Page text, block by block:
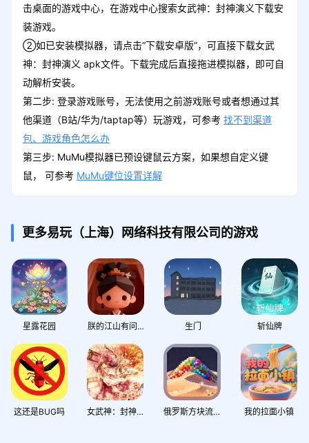
击桌面的游戏中心，在游戏中心搜索女武神：封神演义下载安
装游戏。
②如已安装模拟器，请点击“下载安卓版”，可直接下载女武
神：封神演义 apk文件。下载完成后直接拖进模拟器，即可自
动解析安装。
第二步: 登录游戏账号，无法使用之前游戏账号或者想通过其
他渠道（B站/华为/taptap等）玩游戏，可参考 找不到渠道
包、游戏角色怎么办
第三步: MuMu模拟器已预设键鼠云方案，如果想自定义键
鼠， 可参考 MuMu键位设置详解
更多易玩（上海）网络科技有限公司的游戏
星露花园 朕的江山有问题？ 生门 斩仙牌
这还是BUG吗 女武神：封神演义 俄罗斯方块流沙版 我的拉面小镇